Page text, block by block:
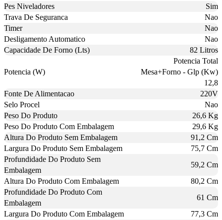
Pes Niveladores
Sim
Trava De Seguranca
Nao
Timer
Nao
Desligamento Automatico
Nao
Capacidade De Forno (Lts)
82 Litros
Potencia (W)
Potencia Total
Mesa+Forno - Glp (Kw)
12,8
Fonte De Alimentacao
220V
Selo Procel
Nao
Peso Do Produto
26,6 Kg
Peso Do Produto Com Embalagem
29,6 Kg
Altura Do Produto Sem Embalagem
91,2 Cm
Largura Do Produto Sem Embalagem
75,7 Cm
Profundidade Do Produto Sem
Embalagem
59,2 Cm
Altura Do Produto Com Embalagem
80,2 Cm
Profundidade Do Produto Com
Embalagem
61 Cm
Largura Do Produto Com Embalagem
77,3 Cm